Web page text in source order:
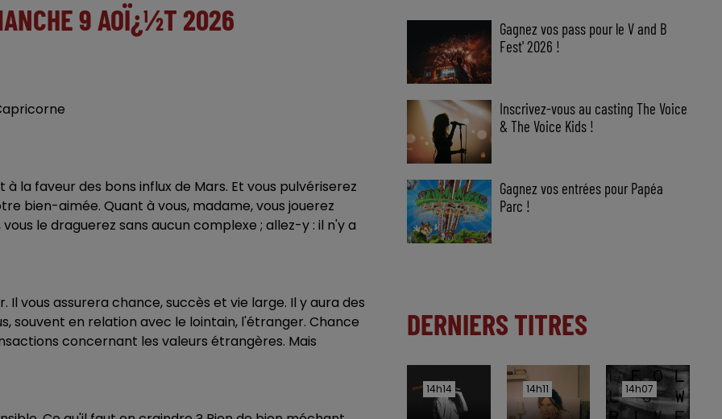
9 AOÏ¿½T 2026
la faveur des bons influx de Mars. Et vous pulvériserez
bien-aimée. Quant à vous, madame, vous jouerez
le draguerez sans aucun complexe ; allez-y : il n'y a
vous assurera chance, succès et vie large. Il y aura des
souvent en relation avec le lointain, l'étranger. Chance
concernant les valeurs étrangères. Mais
Gagnez vos pass pour le V and B
Fest' 2026 !
Inscrivez-vous au casting The Voice
& The Voice Kids !
Gagnez vos entrées pour Papéa
Parc !
DERNIERS TITRES
14h14
14h14 14h11
14h11 14h07
14h07